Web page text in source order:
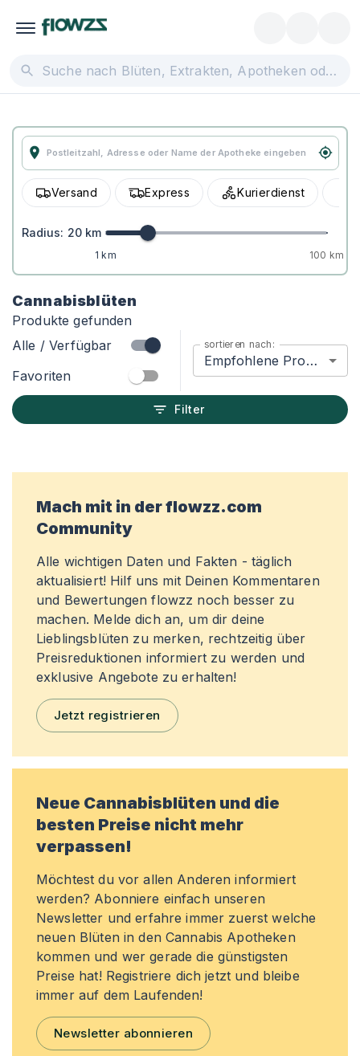
Versand Express Kurierdienst
Radius: 20 km
1 km 100 km
Cannabisblüten
Produkte gefunden
Alle / Verfügbar
Favoriten
sortieren nach:
Empfohlene Produkte
Filter
Mach mit in der flowzz.com
Community
Alle wichtigen Daten und Fakten - täglich
aktualisiert! Hilf uns mit Deinen Kommentaren
und Bewertungen flowzz noch besser zu
machen. Melde dich an, um dir deine
Lieblingsblüten zu merken, rechtzeitig über
Preisreduktionen informiert zu werden und
exklusive Angebote zu erhalten!
Jetzt registrieren
Neue Cannabisblüten und die
besten Preise nicht mehr
verpassen!
Möchtest du vor allen Anderen informiert
werden? Abonniere einfach unseren
Newsletter und erfahre immer zuerst welche
neuen Blüten in den Cannabis Apotheken
kommen und wer gerade die günstigsten
Preise hat! Registriere dich jetzt und bleibe
immer auf dem Laufenden!
Newsletter abonnieren